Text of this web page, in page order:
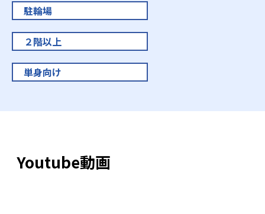
駐輪場
２階以上
単身向け
Youtube動画